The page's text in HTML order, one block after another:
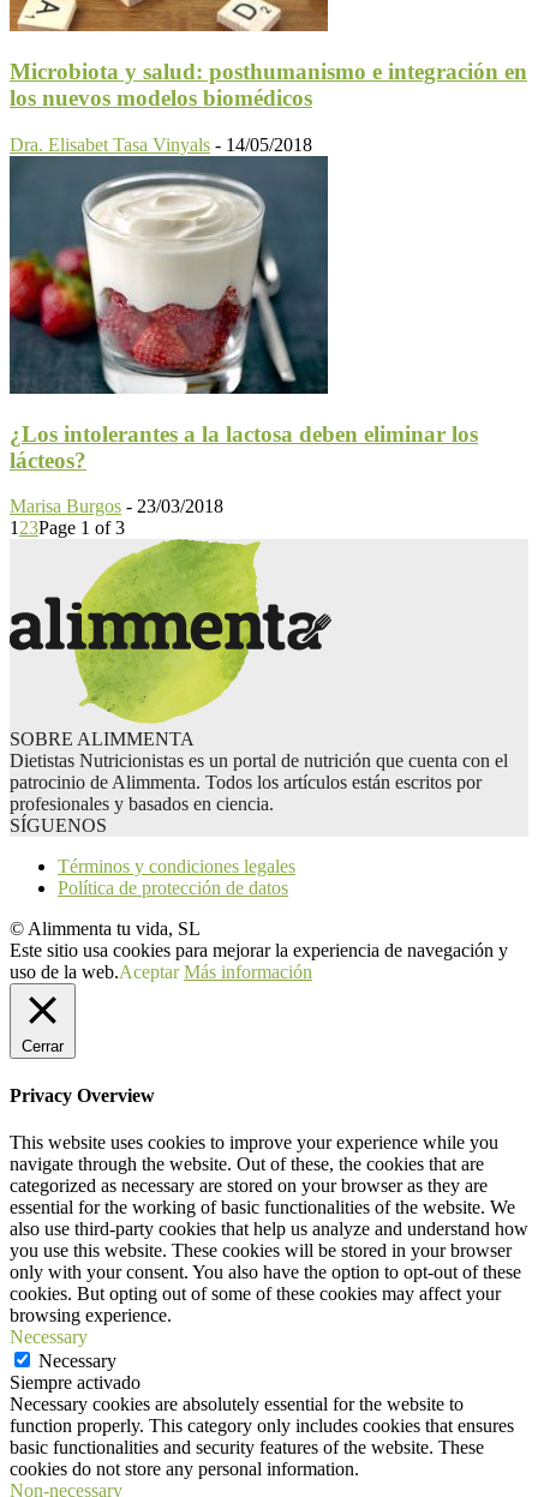
Microbiota y salud: posthumanismo e integración en
los nuevos modelos biomédicos
Dra. Elisabet Tasa Vinyals - 14/05/2018
¿Los intolerantes a la lactosa deben eliminar los
lácteos?
Marisa Burgos - 23/03/2018
1 23Page 1 of 3
SOBRE ALIMMENTA
Dietistas Nutricionistas es un portal de nutrición que cuenta con el
patrocinio de Alimmenta. Todos los artículos están escritos por
profesionales y basados en ciencia.
SÍGUENOS
Términos y condiciones legales
Política de protección de datos
© Alimmenta tu vida, SL
Este sitio usa cookies para mejorar la experiencia de navegación y
uso de la web.Aceptar Más información
Cerrar
Privacy Overview
This website uses cookies to improve your experience while you
navigate through the website. Out of these, the cookies that are
categorized as necessary are stored on your browser as they are
essential for the working of basic functionalities of the website. We
also use third-party cookies that help us analyze and understand how
you use this website. These cookies will be stored in your browser
only with your consent. You also have the option to opt-out of these
cookies. But opting out of some of these cookies may affect your
browsing experience.
Necessary
Necessary
Siempre activado
Necessary cookies are absolutely essential for the website to
function properly. This category only includes cookies that ensures
basic functionalities and security features of the website. These
cookies do not store any personal information.
Non-necessary